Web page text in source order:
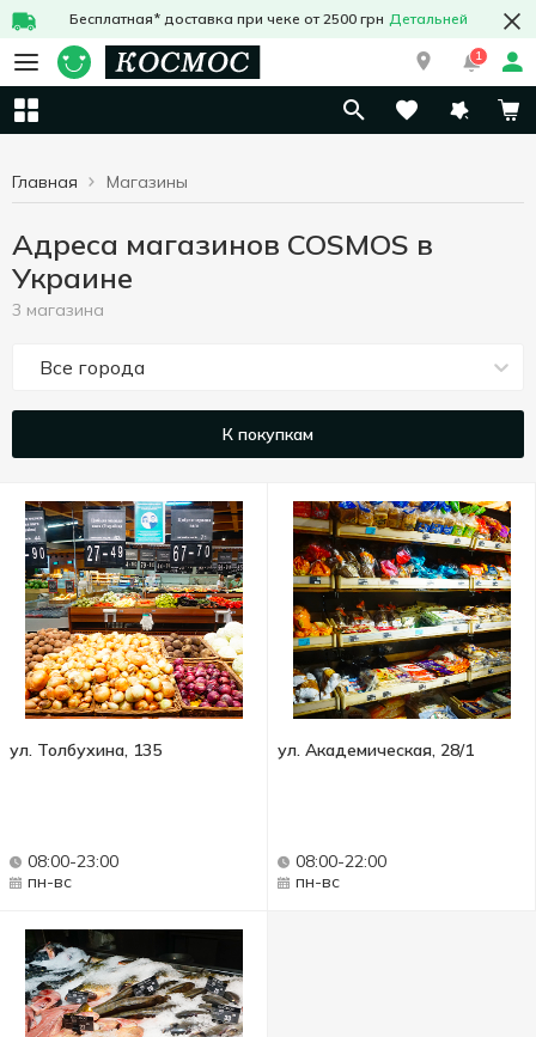
Бесплатная* доставка при чеке от 2500 грн Детальней
1
Главная Магазины
Адреса магазинов COSMOS в
Украине
3 магазина
Все города
К покупкам
ул. Толбухина, 135
08:00-23:00
пн-вс
ул. Академическая, 28/1
08:00-22:00
пн-вс